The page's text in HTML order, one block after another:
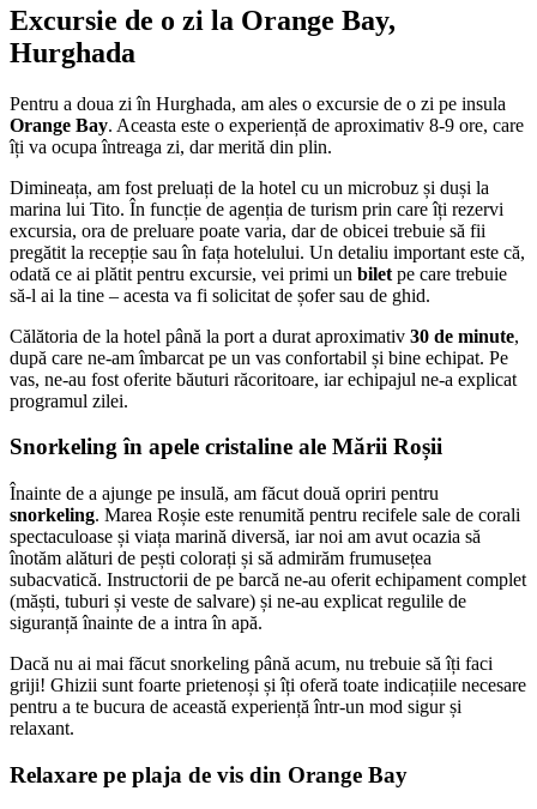
Excursie de o zi la Orange Bay,
Hurghada
Pentru a doua zi în Hurghada, am ales o excursie de o zi pe insula
Orange Bay. Aceasta este o experiență de aproximativ 8-9 ore, care
îți va ocupa întreaga zi, dar merită din plin.
Dimineața, am fost preluați de la hotel cu un microbuz și duși la
marina lui Tito. În funcție de agenția de turism prin care îți rezervi
excursia, ora de preluare poate varia, dar de obicei trebuie să fii
pregătit la recepție sau în fața hotelului. Un detaliu important este că,
odată ce ai plătit pentru excursie, vei primi un bilet pe care trebuie
să-l ai la tine – acesta va fi solicitat de șofer sau de ghid.
Călătoria de la hotel până la port a durat aproximativ 30 de minute,
după care ne-am îmbarcat pe un vas confortabil și bine echipat. Pe
vas, ne-au fost oferite băuturi răcoritoare, iar echipajul ne-a explicat
programul zilei.
Snorkeling în apele cristaline ale Mării Roșii
Înainte de a ajunge pe insulă, am făcut două opriri pentru
snorkeling. Marea Roșie este renumită pentru recifele sale de corali
spectaculoase și viața marină diversă, iar noi am avut ocazia să
înotăm alături de pești colorați și să admirăm frumusețea
subacvatică. Instructorii de pe barcă ne-au oferit echipament complet
(măști, tuburi și veste de salvare) și ne-au explicat regulile de
siguranță înainte de a intra în apă.
Dacă nu ai mai făcut snorkeling până acum, nu trebuie să îți faci
griji! Ghizii sunt foarte prietenoși și îți oferă toate indicațiile necesare
pentru a te bucura de această experiență într-un mod sigur și
relaxant.
Relaxare pe plaja de vis din Orange Bay